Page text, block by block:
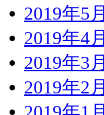
2019年5月
2019年4月
2019年3月
2019年2月